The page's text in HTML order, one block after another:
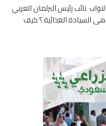
نائب رئيس البرلمان العربي
السيادة الغذائية ؟ كيف